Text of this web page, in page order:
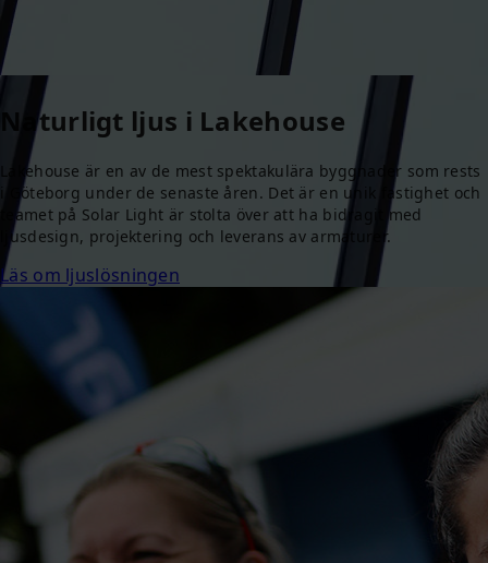
Naturligt ljus i Lakehouse
Lakehouse är en av de mest spektakulära byggnader som rests
i Göteborg under de senaste åren. Det är en unik fastighet och
teamet på Solar Light är stolta över att ha bidragit med
ljusdesign, projektering och leverans av armaturer.
Läs om ljuslösningen